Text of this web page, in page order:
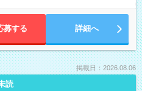
募する 詳細へ
掲載日：2026.08.06
読